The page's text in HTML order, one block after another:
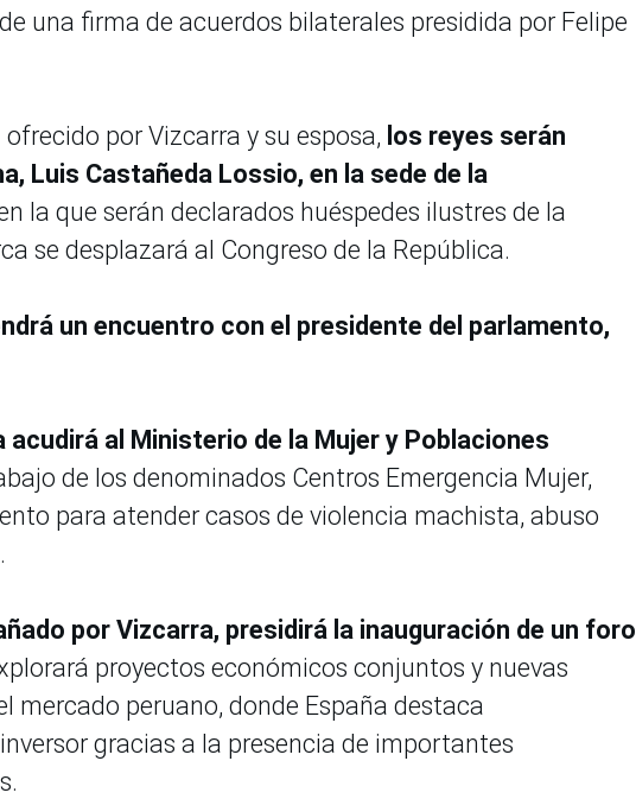
una firma de acuerdos bilaterales presidida por Felipe
por Vizcarra y su esposa, los reyes serán
Luis Castañeda Lossio, en la sede de la
la que serán declarados huéspedes ilustres de la
se desplazará al Congreso de la República.
un encuentro con el presidente del parlamento,
acudirá al Ministerio de la Mujer y Poblaciones
de los denominados Centros Emergencia Mujer,
para atender casos de violencia machista, abuso
por Vizcarra, presidirá la inauguración de un foro
proyectos económicos conjuntos y nuevas
mercado peruano, donde España destaca
gracias a la presencia de importantes